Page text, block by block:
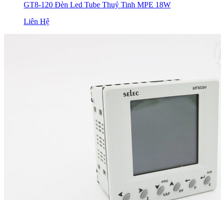
GT8-120 Đèn Led Tube Thuỷ Tinh MPE 18W
Liên Hệ